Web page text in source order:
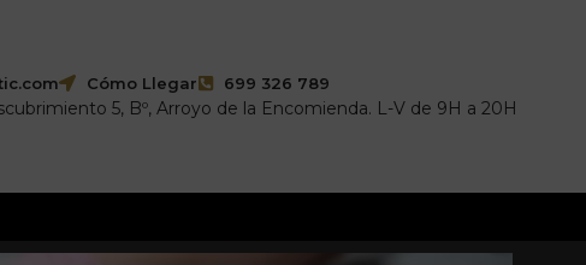
Cómo Llegar 699 326 789
5, Bº, Arroyo de la Encomienda. L-V de 9H a 20H